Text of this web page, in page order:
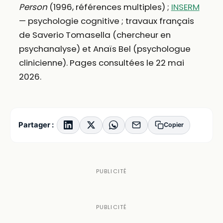
Person(1996, références multiples) ; INSERM
— psychologie cognitive ; travaux français
de Saverio Tomasella (chercheur en
psychanalyse) et Anaïs Bel (psychologue
clinicienne). Pages consultées le 22 mai
2026.
Partager : Copier